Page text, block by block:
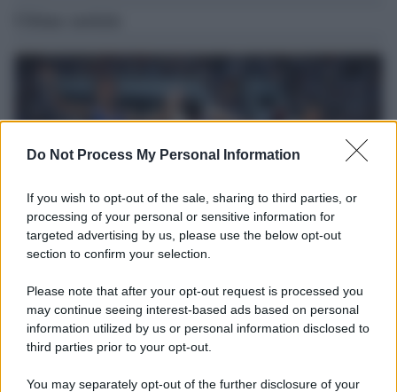
Do Not Process My Personal Information
If you wish to opt-out of the sale, sharing to third parties, or
processing of your personal or sensitive information for
targeted advertising by us, please use the below opt-out
section to confirm your selection.
Please note that after your opt-out request is processed you
may continue seeing interest-based ads based on personal
information utilized by us or personal information disclosed to
third parties prior to your opt-out.
You may separately opt-out of the further disclosure of your
Il ricordo /Storia di Pietro Mennea, la Freccia del Sud più
veloce del mondo
Ecco tutta la storia di Pietro Mennea, il più grande velocista
europeo della storia. Fu per 17 ani primatista mondiale dei 200